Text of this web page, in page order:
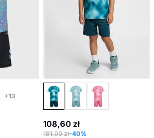
+13
108,60 zł
181,00 zł-40%